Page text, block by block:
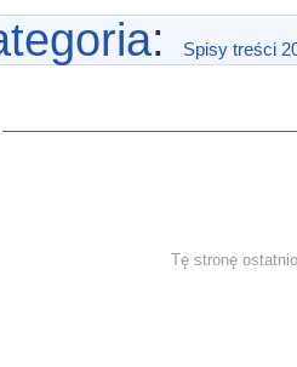
: Spisy treści
Tę stronę